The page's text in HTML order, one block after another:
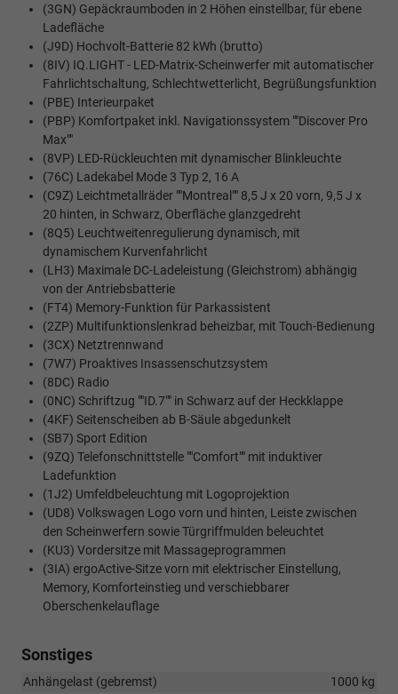
(3GN) Gepäckraumboden in 2 Höhen einstellbar, für ebene
Ladefläche
(J9D) Hochvolt-Batterie 82 kWh (brutto)
(8IV) IQ.LIGHT - LED-Matrix-Scheinwerfer mit automatischer
Fahrlichtschaltung, Schlechtwetterlicht, Begrüßungsfunktion
(PBE) Interieurpaket
(PBP) Komfortpaket inkl. Navigationssystem ""Discover Pro
Max""
(8VP) LED-Rückleuchten mit dynamischer Blinkleuchte
(76C) Ladekabel Mode 3 Typ 2, 16 A
(C9Z) Leichtmetallräder ""Montreal"" 8,5 J x 20 vorn, 9,5 J x
20 hinten, in Schwarz, Oberfläche glanzgedreht
(8Q5) Leuchtweitenregulierung dynamisch, mit
dynamischem Kurvenfahrlicht
(LH3) Maximale DC-Ladeleistung (Gleichstrom) abhängig
von der Antriebsbatterie
(FT4) Memory-Funktion für Parkassistent
(2ZP) Multifunktionslenkrad beheizbar, mit Touch-Bedienung
(3CX) Netztrennwand
(7W7) Proaktives Insassenschutzsystem
(8DC) Radio
(0NC) Schriftzug ""ID.7"" in Schwarz auf der Heckklappe
(4KF) Seitenscheiben ab B-Säule abgedunkelt
(SB7) Sport Edition
(9ZQ) Telefonschnittstelle ""Comfort"" mit induktiver
Ladefunktion
(1J2) Umfeldbeleuchtung mit Logoprojektion
(UD8) Volkswagen Logo vorn und hinten, Leiste zwischen
den Scheinwerfern sowie Türgriffmulden beleuchtet
(KU3) Vordersitze mit Massageprogrammen
(3IA) ergoActive-Sitze vorn mit elektrischer Einstellung,
Memory, Komforteinstieg und verschiebbarer
Oberschenkelauflage
Sonstiges
Anhängelast (gebremst)
1000 kg